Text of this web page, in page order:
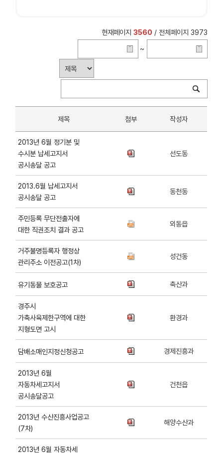
현재페이지 3560 / 전체페이지 3973
~
제목 첨부 작성자
2013년 6월 정기분 및
수시분 납세고지서
공시송달 공고
선도동
2013.6월 납세고지서
공시송달 공고
동천동
주민등록 무단전출자에
대한 직권조치 결과 공고
외동읍
거주불명등록자 행정상
관리주소 이전공고(1차)
성건동
유기동물 보호공고 축산과
경주시
가축사육제한구역에 대한
지형도면 고시
환경과
담배소매인지정신청공고 경제진흥과
2013년 6월
자동차세고지서
공시송달공고
건천읍
2013년 수산진흥사업공고
(7차)
해양수산과
2013년 6월 자동차세